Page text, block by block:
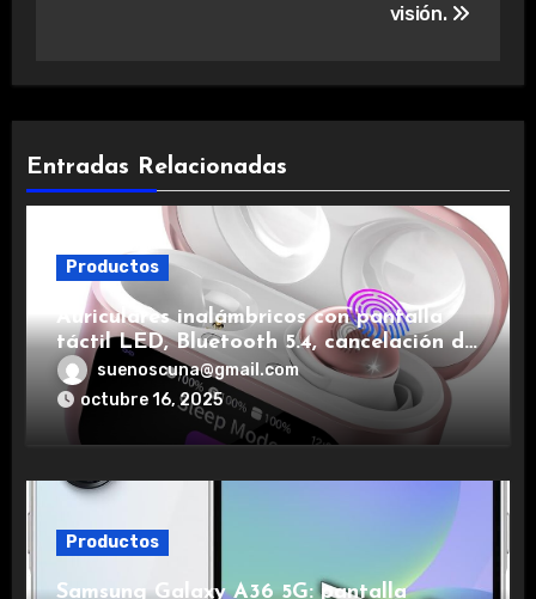
visión.
Entradas Relacionadas
Productos
Auriculares inalámbricos con pantalla
táctil LED, Bluetooth 5.4, cancelación de
ruido, impermeables y de larga duración.
suenoscuna@gmail.com
octubre 16, 2025
Productos
Samsung Galaxy A36 5G: pantalla